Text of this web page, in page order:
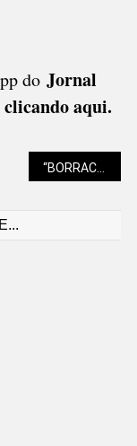
do Jornal
clicando aqui.